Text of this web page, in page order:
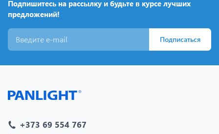
Подпишитесь на рассылку и будьте в курсе лучших
предложений!
Подписаться
+373 69 554 767